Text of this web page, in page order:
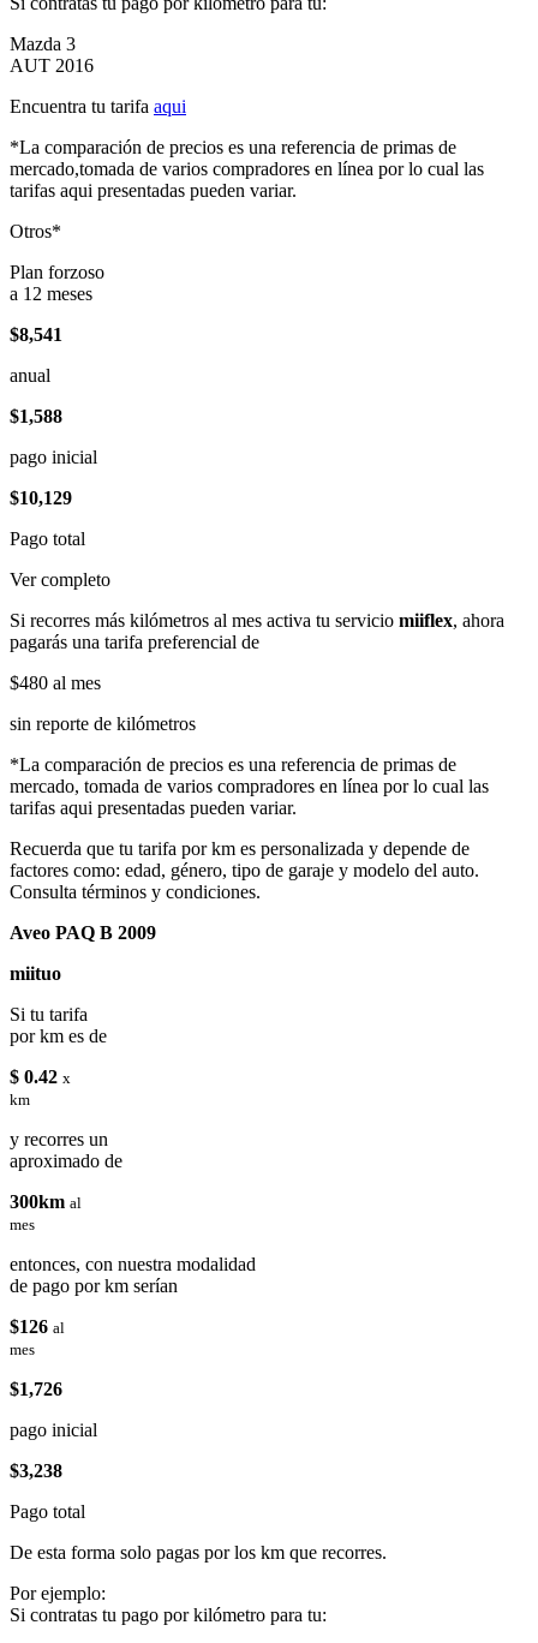
Mazda 3
AUT 2016
Encuentra tu tarifa aqui
*La comparación de precios es una referencia de primas de
mercado,tomada de varios compradores en línea por lo cual las
tarifas aqui presentadas pueden variar.
Otros*
Plan forzoso
a 12 meses
$8,541
anual
$1,588
pago inicial
$10,129
Pago total
Ver completo
Si recorres más kilómetros al mes activa tu servicio miiflex, ahora
pagarás una tarifa preferencial de
$480 al mes
sin reporte de kilómetros
*La comparación de precios es una referencia de primas de
mercado, tomada de varios compradores en línea por lo cual las
tarifas aqui presentadas pueden variar.
Recuerda que tu tarifa por km es personalizada y depende de
factores como: edad, género, tipo de garaje y modelo del auto.
Consulta términos y condiciones.
Aveo PAQ B 2009
miituo
Si tu tarifa
por km es de
$ 0.42 x
km
y recorres un
aproximado de
300km al
mes
entonces, con nuestra modalidad
de pago por km serían
$126 al
mes
$1,726
pago inicial
$3,238
Pago total
De esta forma solo pagas por los km que recorres.
Por ejemplo:
Si contratas tu pago por kilómetro para tu: